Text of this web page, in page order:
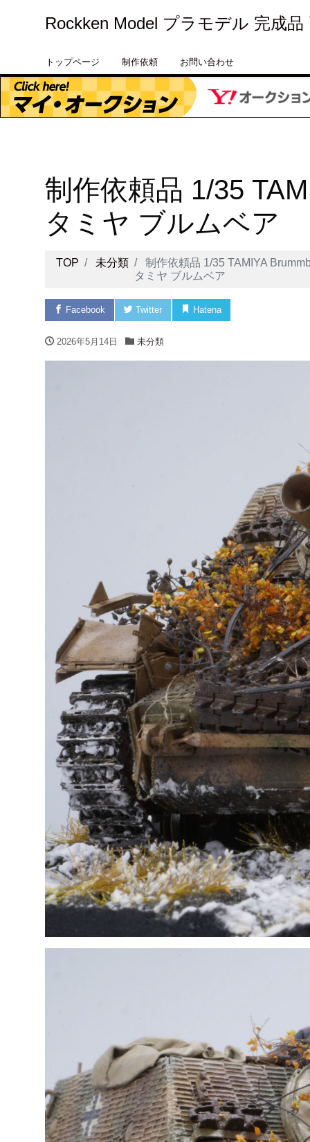
Rockken Model プラモデル 完成品
トップページ 制作依頼 お問い合わせ
制作依頼品 1/35
タミヤ ブルムベア
TOP 未分類
制作依頼品 1/35 TAMIYA
タミヤ ブルムベア
Facebook Twitter Hatena
2026年5月14日 未分類